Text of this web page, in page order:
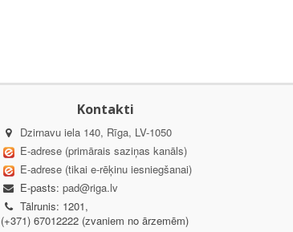
Kontakti
Dzirnavu iela 140, Rīga, LV-1050
E-adrese (primārais saziņas kanāls)
E-adrese (tikai e-rēķinu iesniegšanai)
E-pasts: pad@riga.lv
Tālrunis: 1201,
(+371) 67012222 (zvaniem no ārzemēm)